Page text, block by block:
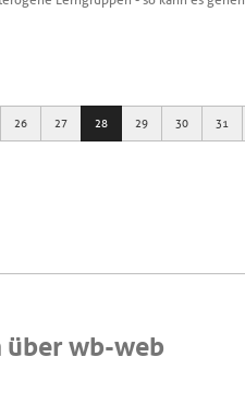
26 27 28 29 30 31
wb-web